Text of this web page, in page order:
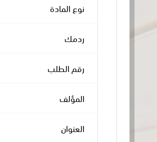
نوع المادة
ردمك
رقم الطلب
المؤلف
العنوان